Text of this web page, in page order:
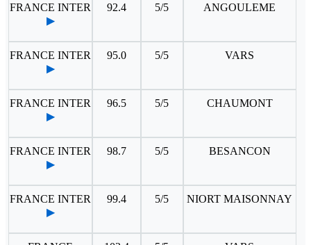
FRANCE INTER
▶
92.4 5/5 ANGOULEME
FRANCE INTER
▶
95.0 5/5 VARS
FRANCE INTER
▶
96.5 5/5 CHAUMONT
FRANCE INTER
▶
98.7 5/5 BESANCON
FRANCE INTER
▶
99.4 5/5 NIORT MAISONNAY